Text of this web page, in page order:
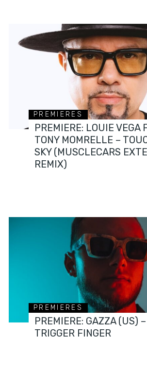
PREMIERES
PREMIERE: LOUIE VEGA
TONY MOMRELLE –
SKY (MUSCLECARS
REMIX)
PREMIERES
PREMIERE: GAZZA (US) –
TRIGGER FINGER